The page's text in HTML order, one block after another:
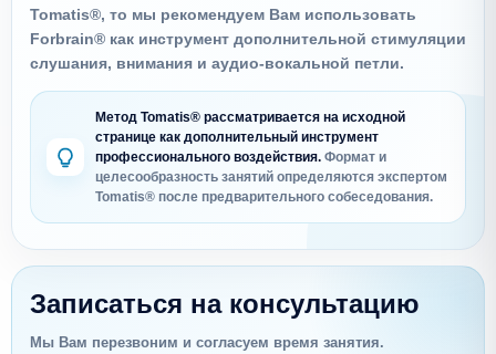
Tomatis®, то мы рекомендуем Вам использовать
Forbrain® как инструмент дополнительной стимуляции
слушания, внимания и аудио-вокальной петли.
Метод Tomatis® рассматривается на исходной
странице как дополнительный инструмент
профессионального воздействия. Формат и
целесообразность занятий определяются экспертом
Tomatis® после предварительного собеседования.
Записаться на консультацию
Мы Вам перезвоним и согласуем время занятия.